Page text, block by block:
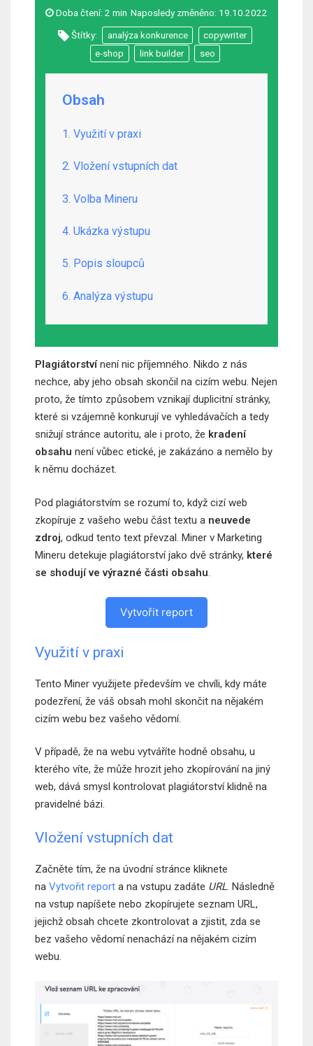
Naposledy změněno: 19.10.2022
Doba čtení: 2 min
Štítky: analýza konkurence
copywriter
e-shop
link builder seo
Obsah
1. Využití v praxi
2. Vložení vstupních dat
3. Volba Mineru
4. Ukázka výstupu
5. Popis sloupců
6. Analýza výstupu
Plagiátorstvínení nic příjemného. Nikdo z nás
nechce, aby jeho obsah skončil na cizím webu. Nejen
proto, že tímto způsobem vznikají duplicitní stránky,
které si vzájemně konkurují ve vyhledávačích a tedy
snižují stránce autoritu, ale i proto, že kradení
obsahu není vůbec etické, je zakázáno a nemělo by
k němu docházet.
Pod plagiátorstvím se rozumí to, když cizí web
zkopíruje z vašeho webu část textu a neuvede
zdroj, odkud tento text převzal. Miner v Marketing
Mineru detekuje plagiátorství jako dvě stránky, které
se shodují ve výrazné části obsahu
Vytvořit report
Využití v praxi
Tento Miner využijete především ve chvíli, kdy máte
podezření, že váš obsah mohl skončit na nějakém
cizím webu bez vašeho vědomí.
V případě, že na webu vytváříte hodně obsahu, u
kterého víte, že může hrozit jeho zkopírování na jiný
web, dává smysl kontrolovat plagiátorství klidně na
pravidelné bázi.
Vložení vstupních dat
Začněte tím, že na úvodní stránce kliknete
na Vytvořit report a na vstupu zadáte URL . Následně
na vstup napíšete nebo zkopírujete seznam URL,
jejichž obsah chcete zkontrolovat a zjistit, zda se
bez vašeho vědomí nenachází na nějakém cizím
webu.